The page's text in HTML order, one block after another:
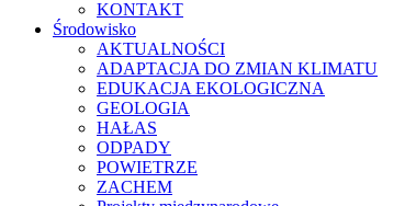
KONTAKT
Środowisko
AKTUALNOŚCI
ADAPTACJA DO ZMIAN KLIMATU
EDUKACJA EKOLOGICZNA
GEOLOGIA
HAŁAS
ODPADY
POWIETRZE
ZACHEM